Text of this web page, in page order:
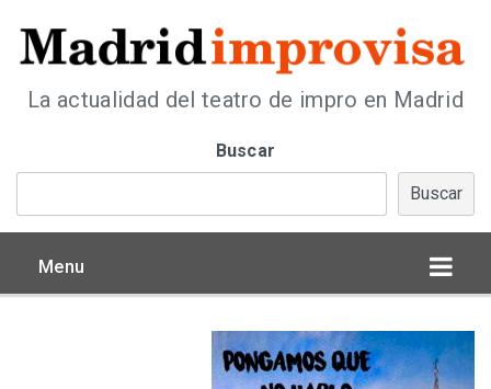
La actualidad del teatro de impro en Madrid
Buscar
Buscar
Menu